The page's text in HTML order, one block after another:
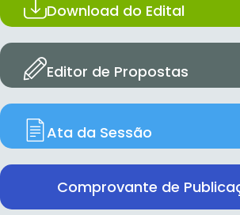
Download do Edital
Editor de Propostas
Ata da Sessão
Comprovante de